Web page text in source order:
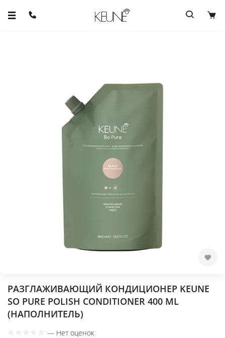
РАЗГЛАЖИВАЮЩИЙ КОНДИЦИОНЕР KEUNE
SO PURE POLISH CONDITIONER 400 ML
(НАПОЛНИТЕЛЬ)
— Нет оценок